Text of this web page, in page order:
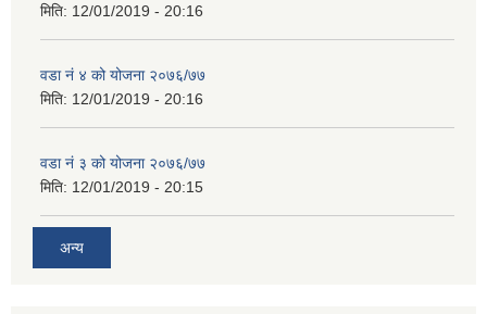
मिति: 12/01/2019 - 20:16
वडा नं ४ को योजना २०७६/७७
मिति: 12/01/2019 - 20:16
वडा नं ३ को योजना २०७६/७७
मिति: 12/01/2019 - 20:15
अन्य